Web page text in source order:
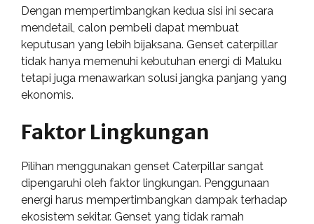
Dengan mempertimbangkan kedua sisi ini secara
mendetail, calon pembeli dapat membuat
keputusan yang lebih bijaksana. Genset caterpillar
tidak hanya memenuhi kebutuhan energi di Maluku
tetapi juga menawarkan solusi jangka panjang yang
ekonomis.
Faktor Lingkungan
Pilihan menggunakan genset Caterpillar sangat
dipengaruhi oleh faktor lingkungan. Penggunaan
energi harus mempertimbangkan dampak terhadap
ekosistem sekitar. Genset yang tidak ramah